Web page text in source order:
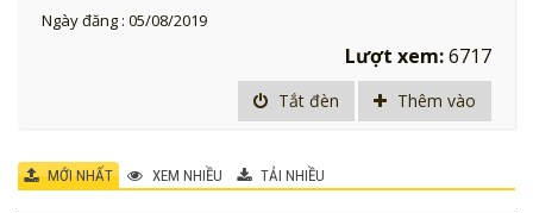
Ngày đăng : 05/08/2019
Lượt xem:6717
Tắt đèn Thêm vào
MỚI NHẤT XEM NHIỀU TẢI NHIỀU